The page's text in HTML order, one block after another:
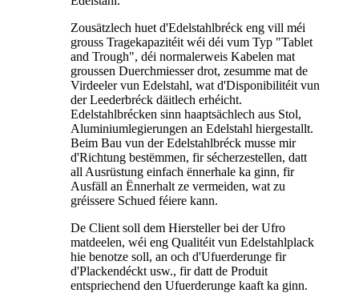
Zousätzlech huet d'Edelstahlbréck eng vill méi
grouss Tragekapazitéit wéi déi vum Typ "Tablet
and Trough", déi normalerweis Kabelen mat
groussen Duerchmiesser drot, zesumme mat de
Virdeeler vun Edelstahl, wat d'Disponibilitéit vun
der Leederbréck däitlech erhéicht.
Edelstahlbrécken sinn haaptsächlech aus Stol,
Aluminiumlegierungen an Edelstahl hiergestallt.
Beim Bau vun der Edelstahlbréck musse mir
d'Richtung bestëmmen, fir sécherzestellen, datt
all Ausrüstung einfach ënnerhale ka ginn, fir
Ausfäll an Ënnerhalt ze vermeiden, wat zu
gréissere Schued féiere kann.
De Client soll dem Hiersteller bei der Ufro
matdeelen, wéi eng Qualitéit vun Edelstahlplack
hie benotze soll, an och d'Ufuerderunge fir
d'Plackendéckt usw., fir datt de Produit
entspriechend den Ufuerderunge kaaft ka ginn.